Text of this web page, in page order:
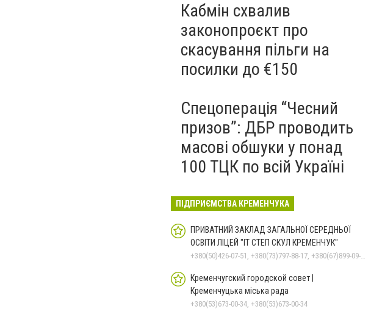
Кабмін схвалив
законопроєкт про
скасування пільги на
посилки до €150
Спецоперація “Чесний
призов”: ДБР проводить
масові обшуки у понад
100 ТЦК по всій Україні
ПІДПРИЄМСТВА КРЕМЕНЧУКА
ПРИВАТНИЙ ЗАКЛАД ЗАГАЛЬНОЇ СЕРЕДНЬОЇ
ОСВІТИ ЛІЦЕЙ "ІТ СТЕП СКУЛ КРЕМЕНЧУК"
+380(50)426-07-51, +380(73)797-88-17, +380(67)899-09-16
Кременчугский городской совет |
Кременчуцька міська рада
+380(53)673-00-34, +380(53)673-00-34